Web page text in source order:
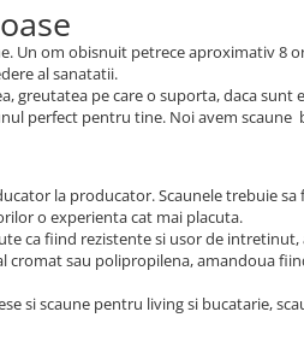
Un om obisnuit petrece aproximativ 8
al sanatatii.
greutatea pe care o suporta, daca sunt
perfect pentru tine. Noi avem scaune
la producator. Scaunele trebuie
o experienta cat mai placuta.
ca fiind rezistente si usor de
cromat sau polipropilena, amandoua
si scaune pentru living si bucatarie,